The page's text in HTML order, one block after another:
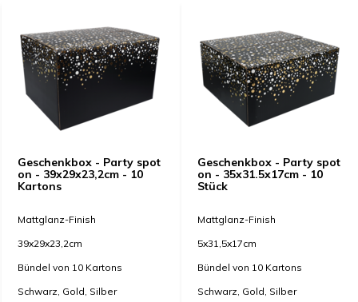
Geschenkbox - Party spot
on - 39x29x23,2cm - 10
Kartons
Mattglanz-Finish
39x29x23,2cm
Bündel von 10 Kartons
Schwarz, Gold, Silber
Geschenkbox - Party spot
on - 35x31.5x17cm - 10
Stück
Mattglanz-Finish
5x31,5x17cm
Bündel von 10 Kartons
Schwarz, Gold, Silber